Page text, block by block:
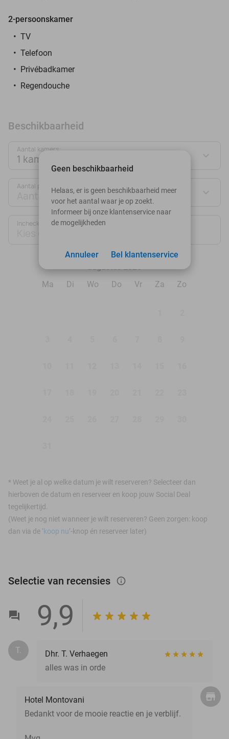
2-persoonskamer
TV
Telefoon
Privébadkamer
Regendouche
Beschikbaarheid
Aantal kamers:
1 kamer
Aantal personen:
Aantal personen
Inchecken
Ma
Di Wo Do Vr Za Zo
* Weet je al op welke datum je wilt reserveren? Selecteer dan
hierboven de datum en reserveer en koop jouw Social Deal
tegelijkertijd.
(Weet je nog niet wanneer je wilt reserveren? Geen zorgen: koop
dan via de ‘koop nu’-knop én reserveer later)
Geen beschikbaarheid
Helaas, er is geen beschikbaarheid meer
voor het aantal waar je op zoekt.
Informeer bij onze klantenservice naar
de mogelijkheden
Bel klantenservice
Annuleer
Selectie van recensies info_outlined
9,9
T.
Dhr. T. Verhaegen
alles was in orde
Hotel Montovani
Bedankt voor de mooie reactie en je verblijf.